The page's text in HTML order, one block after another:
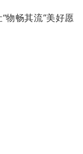
物畅其流”美好愿